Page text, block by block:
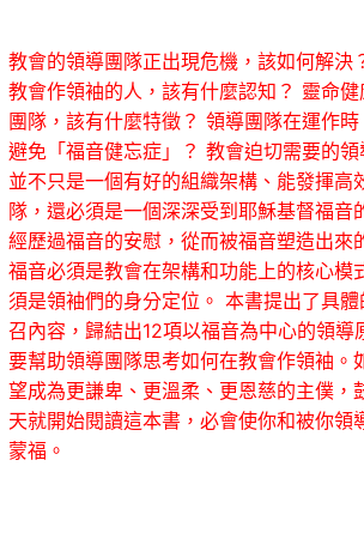
教會的領導團隊正出現危機，該如何解決
教會作領袖的人，該有什麼認知？ 靈命
團隊，該有什麼特徵？ 領導團隊在運作
避免「福音健忘症」？ 教會迫切需要的領
並不只是一個有好的組織架構、能發揮高
隊，還必須是一個深深受到耶穌基督福音
經歷過福音的安慰，從而被福音塑造出來
福音必須是教會在架構和功能上的核心模
須是領袖們的身分定位。 本書提出了具
召內容，歸結出12項以福音為中心的領導
要幫助領導團隊思考如何在教會作領袖。
望成為更謙卑、更溫柔、更恩慈的主僕，
天就開始閱讀這本書，必會使你和被你領
蒙福。